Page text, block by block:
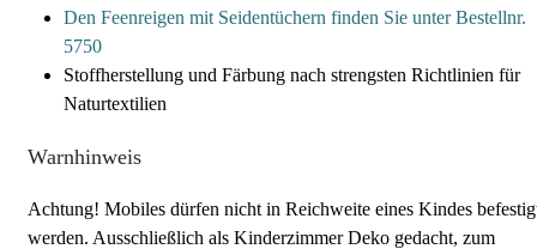
Den Feenreigen mit Seidentüchern finden Sie unter Bestellnr.
5750
Stoffherstellung und Färbung nach strengsten Richtlinien für
Naturtextilien
Warnhinweis
Achtung! Mobiles dürfen nicht in Reichweite eines Kindes
werden. Ausschließlich als Kinderzimmer Deko gedacht, zum